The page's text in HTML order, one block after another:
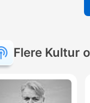
Flere Kultur